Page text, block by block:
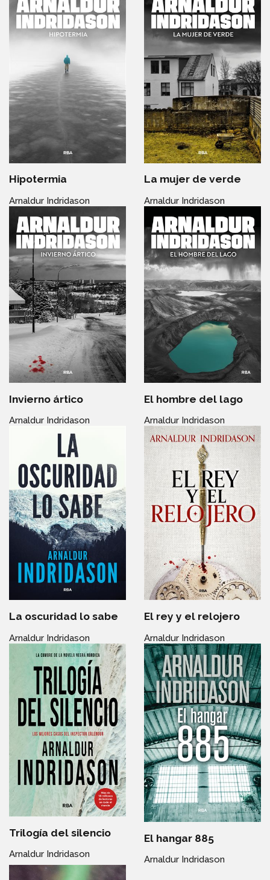
Hipotermia
Arnaldur Indridason
La mujer de verde
Arnaldur Indridason
Invierno ártico
Arnaldur Indridason
El hombre del lago
Arnaldur Indridason
La oscuridad lo sabe
Arnaldur Indridason
El rey y el relojero
Arnaldur Indridason
Trilogía del silencio
Arnaldur Indridason
El hangar 885
Arnaldur Indridason